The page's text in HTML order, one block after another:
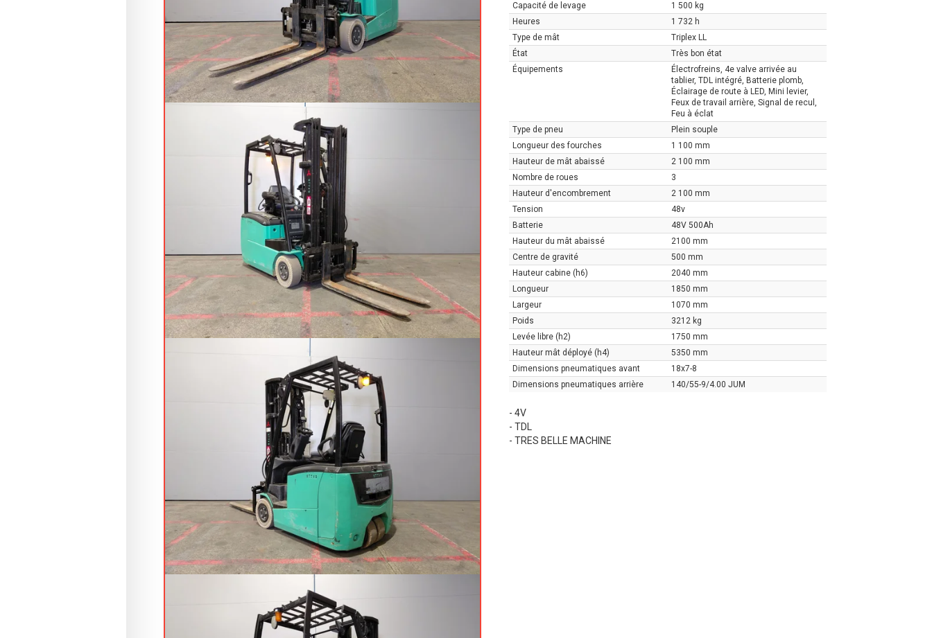
Capacité de levage
1 500 kg
Heures
1 732 h
Type de mât
Triplex LL
État
Très bon état
Équipements
Électrofreins, 4e valve arrivée au
tablier, TDL intégré, Batterie plomb,
Éclairage de route à LED, Mini levier,
Feux de travail arrière, Signal de recul,
Feu à éclat
Type de pneu
Plein souple
Longueur des fourches
1 100 mm
Hauteur de mât abaissé
2 100 mm
Nombre de roues
3
Hauteur d'encombrement
2 100 mm
Tension
48v
Batterie
48V 500Ah
Hauteur du mât abaissé
2100 mm
Centre de gravité
500 mm
Hauteur cabine (h6)
2040 mm
Longueur
1850 mm
Largeur
1070 mm
Poids
3212 kg
Levée libre (h2)
1750 mm
Hauteur mât déployé (h4)
5350 mm
Dimensions pneumatiques avant
18x7-8
Dimensions pneumatiques arrière
140/55-9/4.00 JUM
- 4V
- TDL
- TRES BELLE MACHINE